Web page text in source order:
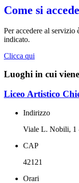
Come si
Per accedere al
indicato.
Clicca qui
Luoghi in cui
Liceo Artistico
Indirizzo
Viale L. Nobili, 1
CAP
42121
Orari